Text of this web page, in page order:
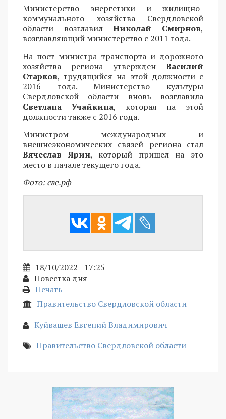
Министерство энергетики и жилищно-
коммунального хозяйства Свердловской
области возглавилНиколай Смирнов,
возглавляющий министерство с 2011 года.
На пост министра транспорта и дорожного
хозяйства региона утвержден Василий
Старков, трудящийся на этой должности с
2016 года. Министерство культуры
Свердловской области вновь возглавила
Светлана Учайкина, которая на этой
должности также с 2016 года.
Министром международных и
внешнеэкономических связей региона стал
Вячеслав Ярин, который пришел на это
место в начале текущего года.
Фото: све.рф
18/10/2022 - 17:25
Повестка дня
Печать
Правительство Свердловской области
Куйвашев Евгений Владимирович
Правительство Свердловской области